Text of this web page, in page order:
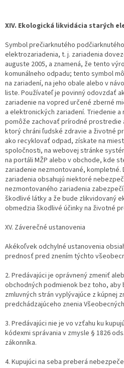
XIV. Ekologická likvidácia starých
Symbol prečiarknutého
elektrozariadenia, t. j. zariadenia
auguste 2005, a znamená, že tento
komunálneho odpadu; tento symbol
na zariadení, na jeho obale alebo v
liste. Používateľ je povinný odovzdať
zariadenie na vopred určené zberné
a elektronických zariadení. Triedenie
pomôže zachovať prírodné prostredie
ktorý chráni ľudské zdravie a životné
ako recyklovať odpad, získate na
spoločnosti, na webovej stránke
na portáli MŽP alebo v obchode, kde
zariadenie nezmontované,
zariadenia obsahujú niektoré
nezmontovaného zariadenia
škodlivé látky a že bude zlikvidovaný
obmedzia škodlivé účinky na životné
XV. Záverečné ustanovenia
Akékoľvek odchylné ustanovenia
prednosť pred znením týchto
2. Predávajúci je oprávnený zmeniť
obchodných podmienok bez toho,
zmluvných strán vyplývajúce z kúpnej
predchádzajúceho znenia
3. Predávajúci nie je vo vzťahu ku
kódexmi správania v zmysle § 1826
zákonníka.
4. Kupujúci na seba preberá